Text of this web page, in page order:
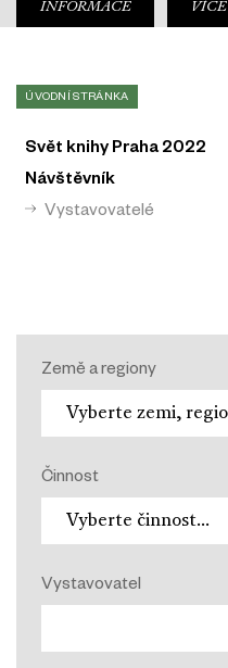
INFORMACE VÍCE
ÚVODNÍ STRÁNKA
Svět knihy Praha 2022
Návštěvník
Vystavovatelé
Země a regiony
Činnost
Vystavovatel